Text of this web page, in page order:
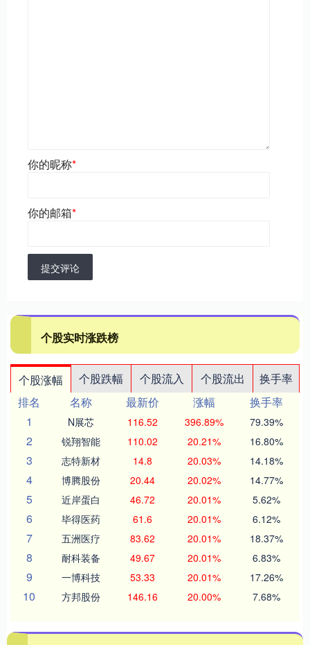
你的昵称*
你的邮箱*
提交评论
个股实时涨跌榜
个股涨幅 个股跌幅 个股流入 个股流出
换手率
排名
名称 最新价 涨幅
换手率
1
N展芯 116.52 396.89% 79.39%
2 锐翔智能 110.02 20.21% 16.80%
3 志特新材 14.8 20.03% 14.18%
4 博腾股份 20.44 20.02% 14.77%
5 近岸蛋白 46.72 20.01% 5.62%
6 毕得医药 61.6 20.01% 6.12%
7 五洲医疗 83.62 20.01% 18.37%
8 耐科装备 49.67 20.01% 6.83%
9 一博科技 53.33 20.01% 17.26%
10 方邦股份 146.16 20.00% 7.68%